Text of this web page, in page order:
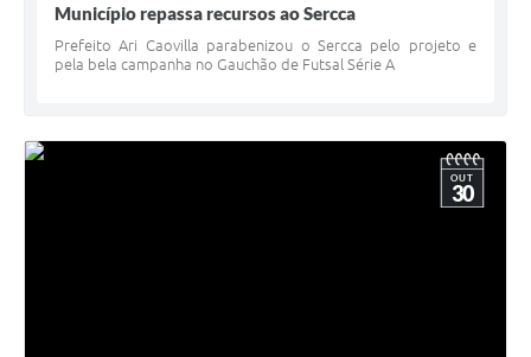
Município repassa recursos ao Sercca
Prefeito Ari Caovilla parabenizou o Sercca pelo projeto e
pela bela campanha no Gauchão de Futsal Série A
OUT
30